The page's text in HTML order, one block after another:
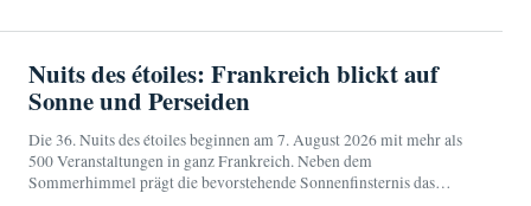
Nuits des étoiles: Frankreich blickt auf
Sonne und Perseiden
Die 36. Nuits des étoiles beginnen am 7. August 2026 mit mehr als
500 Veranstaltungen in ganz Frankreich. Neben dem
Sommerhimmel prägt die bevorstehende Sonnenfinsternis das